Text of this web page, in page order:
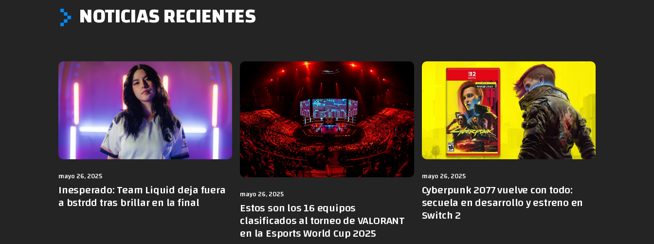
NOTICIAS RECIENTES
mayo 26, 2025
Inesperado: Team Liquid deja fuera
a bstrdd tras brillar en la final mayo 26, 2025
Estos son los 16 equipos
clasificados al torneo de VALORANT
en la Esports World Cup 2025
mayo 26, 2025
Cyberpunk 2077 vuelve con todo:
secuela en desarrollo y estreno en
Switch 2